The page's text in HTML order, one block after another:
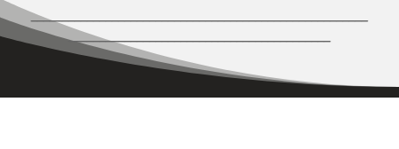
______________________________________________________
__________________________________________